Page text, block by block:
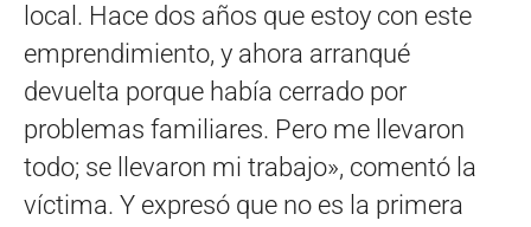
local. Hace dos años que estoy con este
emprendimiento, y ahora arranqué
devuelta porque había cerrado por
problemas familiares. Pero me llevaron
todo; se llevaron mi trabajo», comentó la
víctima. Y expresó que no es la primera